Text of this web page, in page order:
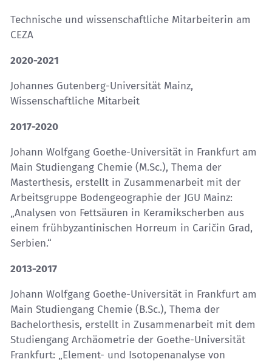
Technische und wissenschaftliche Mitarbeiterin am
CEZA
2020-2021
Johannes Gutenberg-Universität Mainz,
Wissenschaftliche Mitarbeit
2017-2020
Johann Wolfgang Goethe-Universität in Frankfurt am
Main Studiengang Chemie (M.Sc.), Thema der
Masterthesis, erstellt in Zusammenarbeit mit der
Arbeitsgruppe Bodengeographie der JGU Mainz:
„Analysen von Fettsäuren in Keramikscherben aus
einem frühbyzantinischen Horreum in Caričin Grad,
Serbien.“
2013-2017
Johann Wolfgang Goethe-Universität in Frankfurt am
Main Studiengang Chemie (B.Sc.), Thema der
Bachelorthesis, erstellt in Zusammenarbeit mit dem
Studiengang Archäometrie der Goethe-Universität
Frankfurt: „Element- und Isotopenanalyse von